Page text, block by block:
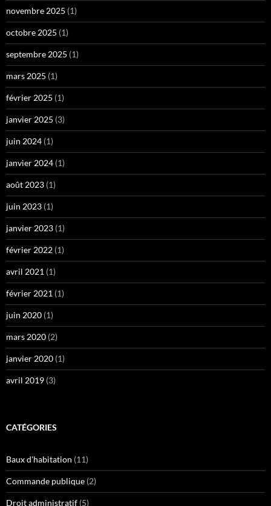
novembre 2025 (1)
octobre 2025 (1)
septembre 2025 (1)
mars 2025 (1)
février 2025 (1)
janvier 2025 (3)
juin 2024 (1)
janvier 2024 (1)
août 2023 (1)
juin 2023 (1)
janvier 2023 (1)
février 2022 (1)
avril 2021 (1)
février 2021 (1)
juin 2020 (1)
mars 2020 (2)
janvier 2020 (1)
avril 2019 (3)
CATÉGORIES
Baux d'habitation (11)
Commande publique (2)
Droit administratif (5)